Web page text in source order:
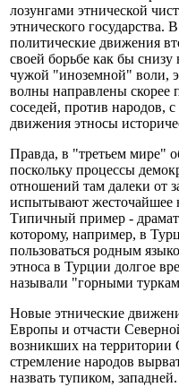
лозунгами этнической
этнического государства.
политические движения
своей борьбе как бы
чужой "иноземной" воли,
волны направлены скорее
соседей, против народов,
движения этносы
Правда, в "третьем мире"
поскольку процессы
отношений там далеки от
испытывают жесточайшее
Типичный пример -
которому, например, в
пользоваться родным
этноса в Турции долгое
называли "горными
Новые этнические
Европы и отчасти
возникших на территории
стремление народов
назвать тупиком, западней.